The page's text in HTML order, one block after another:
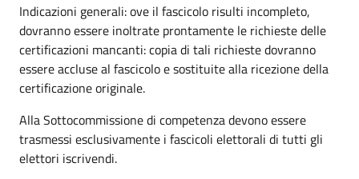
Indicazioni generali: ove il fascicolo risulti incompleto,
dovranno essere inoltrate prontamente le richieste delle
certificazioni mancanti: copia di tali richieste dovranno
essere accluse al fascicolo e sostituite alla ricezione della
certificazione originale.
Alla Sottocommissione di competenza devono essere
trasmessi esclusivamente i fascicoli elettorali di tutti gli
elettori iscrivendi.